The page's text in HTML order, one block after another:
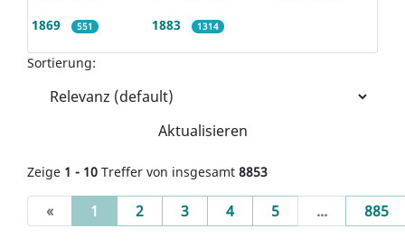
1869 551 1883 1314
Sortierung:
Aktualisieren
Zeige 1 - 10 Treffer von insgesamt 8853
« 1 (current)
2 3 4 5 ... 885